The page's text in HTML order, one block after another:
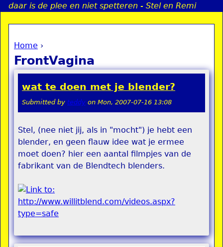
Jump to navigation
daar is de plee en niet spetteren - Stel en Remi
You are here
Home ›
FrontVagina
wat te doen met je blender?
Submitted by teddy on Mon, 2007-07-16 13:08
Stel, (nee niet jij, als in "mocht") je hebt een
blender, en geen flauw idee wat je ermee
moet doen? hier een aantal filmpjes van de
fabrikant van de Blendtech blenders.